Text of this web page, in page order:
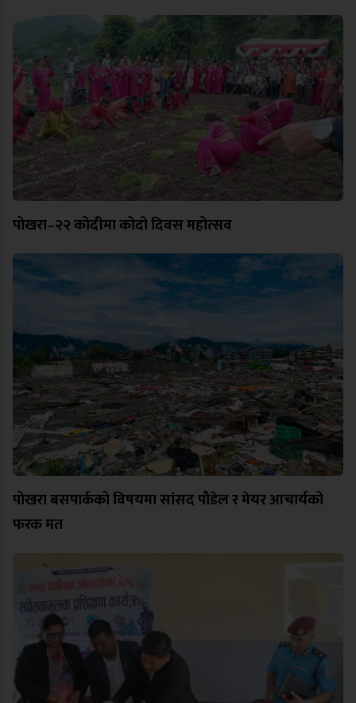
पोखरा–२२ कोदीमा कोदो दिवस महोत्सव
पोखरा बसपार्कको विषयमा सांसद पौडेल र मेयर आचार्यको
फरक मत